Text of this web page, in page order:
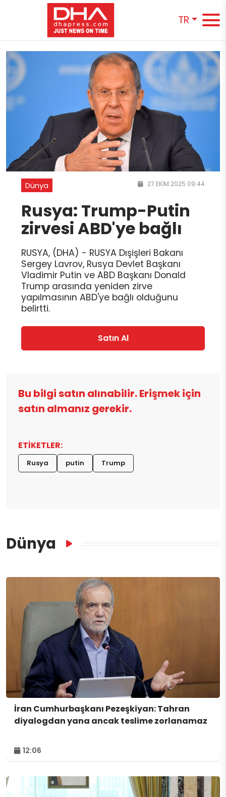
TR
Dünya 27 EKIM 2025 09:44
Rusya: Trump-Putin
zirvesi ABD'ye bağlı
RUSYA, (DHA) - RUSYA Dışişleri Bakanı
Sergey Lavrov, Rusya Devlet Başkanı
Vladimir Putin ve ABD Başkanı Donald
Trump arasında yeniden zirve
yapılmasının ABD'ye bağlı olduğunu
belirtti.
Satın Al
Bu bilgi satın alınabilir. Erişmek için
satın almanız gerekir.
ETİKETLER:
Rusya putin Trump
Dünya
İran Cumhurbaşkanı Pezeşkiyan: Tahran
diyalogdan yana ancak teslime zorlanamaz
12:06